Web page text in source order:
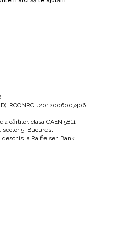
ROONRC.J2012006007406
cărţilor, clasa CAEN 5811
sector 5, Bucuresti
la Raiffeisen Bank